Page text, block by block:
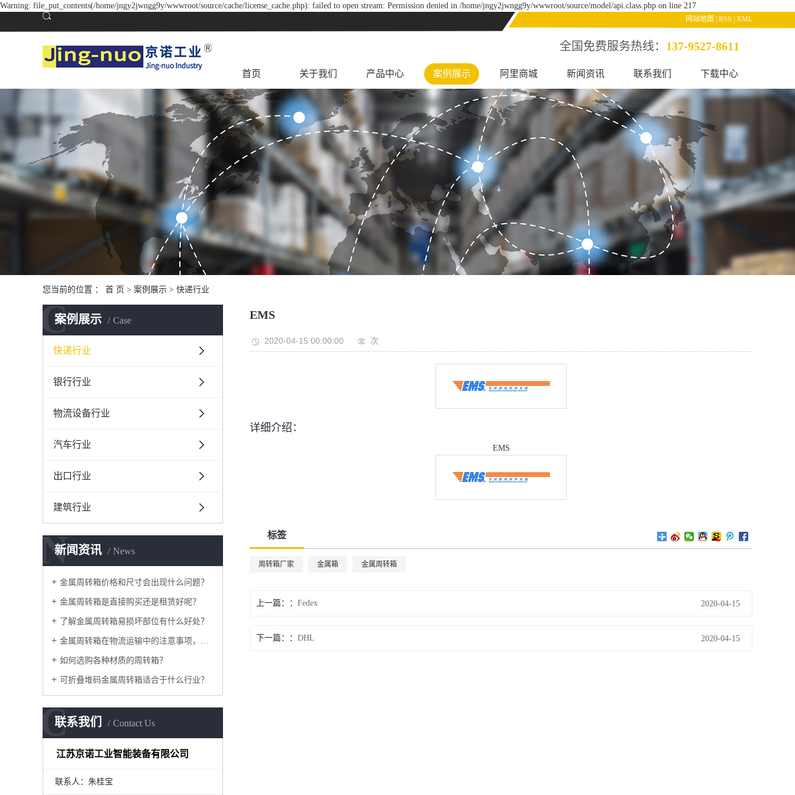
Warning: file_put_contents(/home/jngy2jwngg9y/wwwroot/source/cache/license_cache.php): failed to open stream: Permission denied in /home/jngy2jwngg9y/wwwroot/source/model/api.class.php on line 217
网站地图 RSS XML
全国免费服务热线： 137-9527-8611
首页 关于我们 产品中心 案例展示 阿里商城 新闻资讯 联系我们 下载中心
您当前的位置 ： 首 页 > 案例展示 > 快递行业
案例展示 Case
C
快递行业
银行行业
物流设备行业
汽车行业
出口行业
建筑行业
新闻资讯 News
N
金属周转箱价格和尺寸会出现什么问题？
金属周转箱是直接购买还是租赁好呢？
了解金属周转箱易损坏部位有什么好处？
金属周转箱在物流运输中的注意事项，如何采购？
如何选购各种材质的周转箱？
可折叠堆码金属周转箱适合于什么行业？
联系我们 Contact Us
C
江苏京诺工业智能装备有限公司
联系人：朱桂宝
EMS
2020-04-15 00:00:00 次
详细介绍：
EMS
标签
周转箱厂家 金属箱 金属周转箱
上一篇： Fedex 2020-04-15
下一篇： DHL 2020-04-15